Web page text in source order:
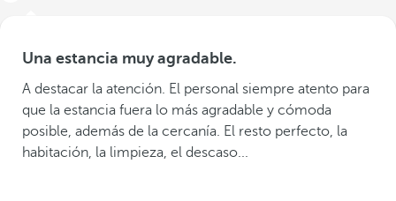
Una estancia muy agradable.
A destacar la atención. El personal siempre atento para
que la estancia fuera lo más agradable y cómoda
posible, además de la cercanía. El resto perfecto, la
habitación, la limpieza, el descaso...